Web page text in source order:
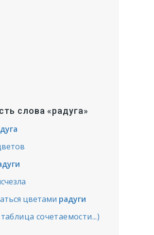
слова «радуга»
цветами радуги
сочетаемости...)